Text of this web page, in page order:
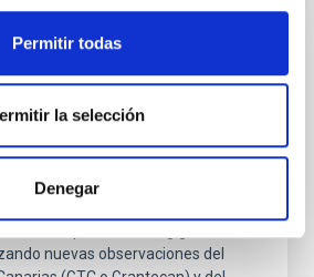
Permitir todas
la selección
Denegar
a desvelar cómo el
de la galaxia supergigante
misteriosos filamentos
internacional ha capturado la
nuevas observaciones del